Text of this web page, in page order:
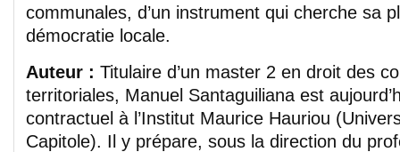
communales, d’un instrument qui cherche sa
démocratie locale.
Auteur : Titulaire d’un master 2 en droit des
territoriales, Manuel Santaguiliana est
contractuel à l’Institut Maurice Hauriou
Capitole). Il y prépare, sous la direction du